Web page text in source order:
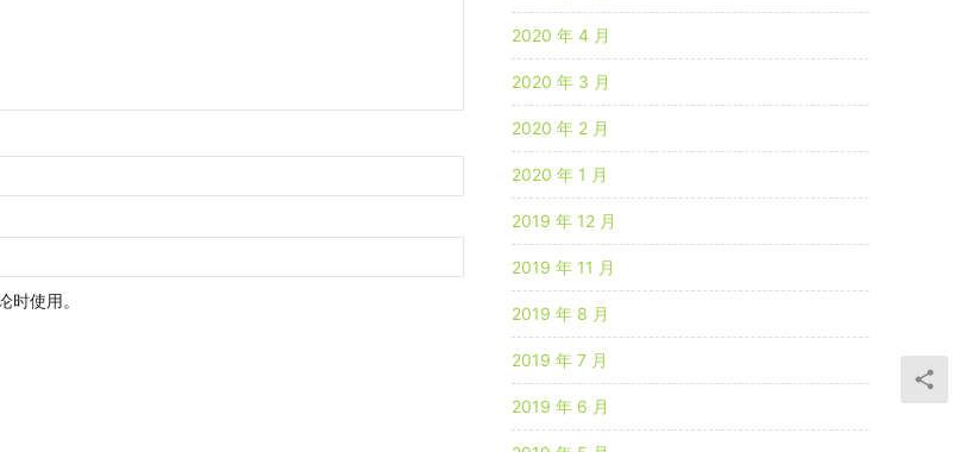
使用。
2020 年 4 月
2020 年 3 月
2020 年 2 月
2020 年 1 月
2019 年 12 月
2019 年 11 月
2019 年 8 月
2019 年 7 月
2019 年 6 月